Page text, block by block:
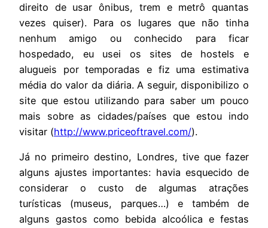
direito de usar ônibus, trem e metrô quantas
vezes quiser). Para os lugares que não tinha
nenhum amigo ou conhecido para ficar
hospedado, eu usei os sites de hostels e
alugueis por temporadas e fiz uma estimativa
média do valor da diária. A seguir, disponibilizo o
site que estou utilizando para saber um pouco
mais sobre as cidades/países que estou indo
visitar (http://www.priceoftravel.com/).
Já no primeiro destino, Londres, tive que fazer
alguns ajustes importantes: havia esquecido de
considerar o custo de algumas atrações
turísticas (museus, parques…) e também de
alguns gastos como bebida alcoólica e festas